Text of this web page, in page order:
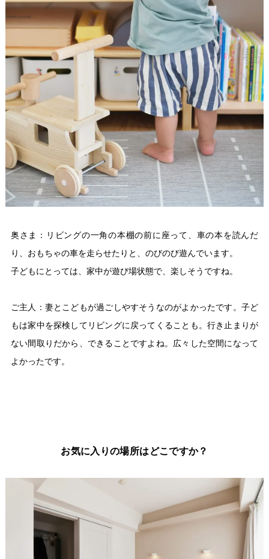
奥さま：リビングの一角の本棚の前に座って、車の本を読んだ
り、おもちゃの車を走らせたりと、のびのび遊んでいます。
子どもにとっては、家中が遊び場状態で、楽しそうですね。
ご主人：妻とこどもが過ごしやすそうなのがよかったです。子ど
もは家中を探検してリビングに戻ってくることも。行き止まりが
ない間取りだから、できることですよね。広々した空間になって
よかったです。
お気に入りの場所はどこですか？